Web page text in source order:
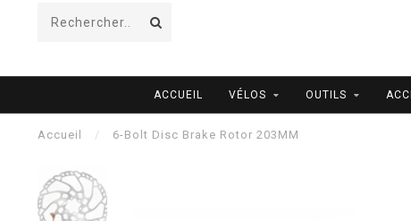
ACCUEIL VÉLOS OUTILS
Accueil / 6-Bolt Disc Brake Rotor 203MM